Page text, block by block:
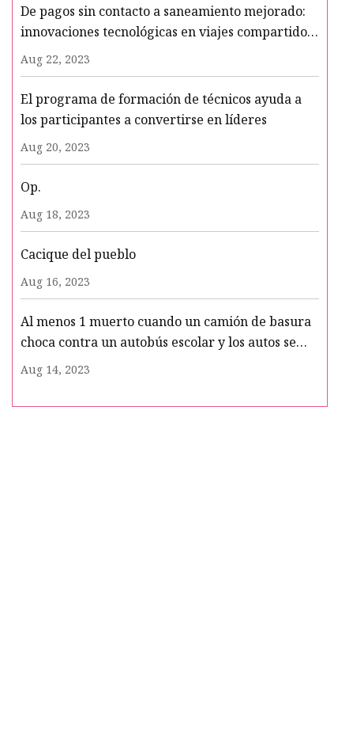
De pagos sin contacto a saneamiento mejorado:
innovaciones tecnológicas en viajes compartidos
en medio de COVID
Aug 22, 2023
El programa de formación de técnicos ayuda a
los participantes a convertirse en líderes
Aug 20, 2023
Op.
Aug 18, 2023
Cacique del pueblo
Aug 16, 2023
Al menos 1 muerto cuando un camión de basura
choca contra un autobús escolar y los autos se
detuvieron en un semáforo en rojo en el condado
Aug 14, 2023